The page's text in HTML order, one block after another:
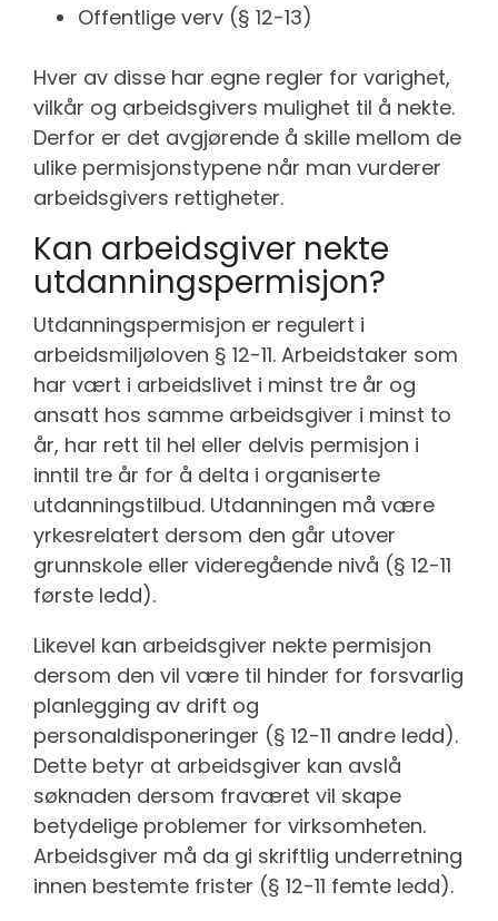
Offentlige verv (§ 12-13)
Hver av disse har egne regler for varighet,
vilkår og arbeidsgivers mulighet til å nekte.
Derfor er det avgjørende å skille mellom de
ulike permisjonstypene når man vurderer
arbeidsgivers rettigheter.
Kan arbeidsgiver nekte
utdanningspermisjon?
Utdanningspermisjon er regulert i
arbeidsmiljøloven § 12-11. Arbeidstaker som
har vært i arbeidslivet i minst tre år og
ansatt hos samme arbeidsgiver i minst to
år, har rett til hel eller delvis permisjon i
inntil tre år for å delta i organiserte
utdanningstilbud. Utdanningen må være
yrkesrelatert dersom den går utover
grunnskole eller videregående nivå (§ 12-11
første ledd).
Likevel kan arbeidsgiver nekte permisjon
dersom den vil være til hinder for forsvarlig
planlegging av drift og
personaldisponeringer (§ 12-11 andre ledd).
Dette betyr at arbeidsgiver kan avslå
søknaden dersom fraværet vil skape
betydelige problemer for virksomheten.
Arbeidsgiver må da gi skriftlig underretning
innen bestemte frister (§ 12-11 femte ledd).